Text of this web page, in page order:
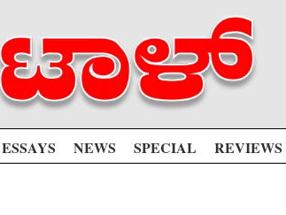
ESSAYS NEWS SPECIAL REVIEWS